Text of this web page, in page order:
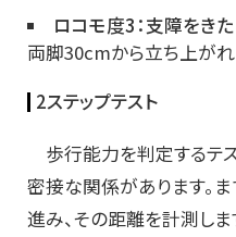
ロコモ度3：支障をき
両脚30cmから立ち上が
2ステップテスト
歩行能力を判定するテ
密接な関係があります。
進み、その距離を計測し